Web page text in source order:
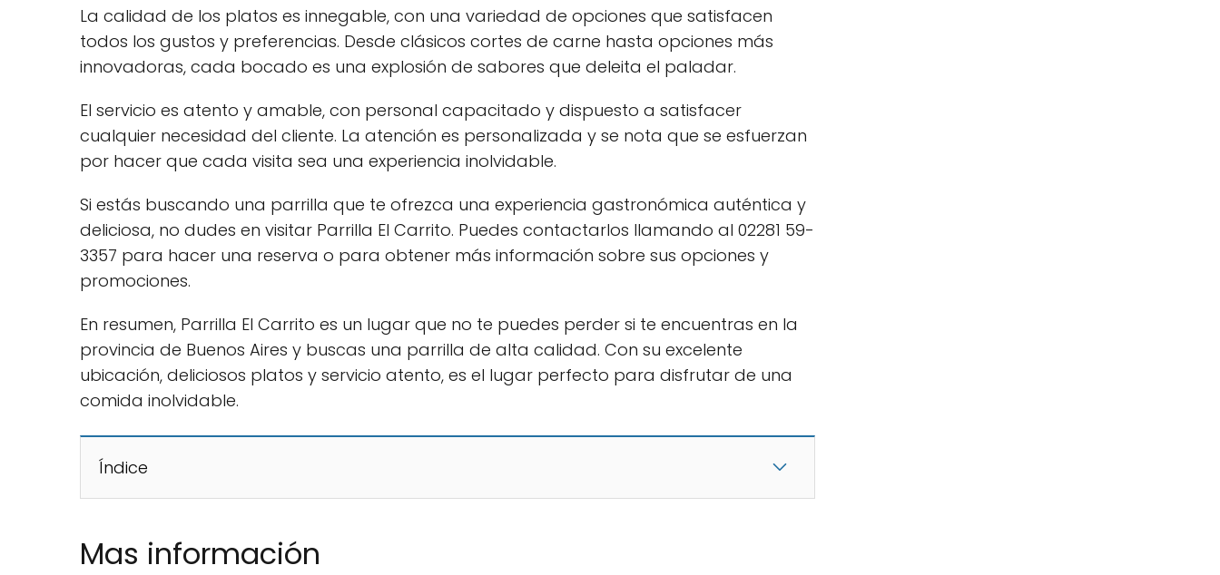
La calidad de los platos es innegable, con una variedad de opciones que satisfacen
todos los gustos y preferencias. Desde clásicos cortes de carne hasta opciones más
innovadoras, cada bocado es una explosión de sabores que deleita el paladar.
El servicio es atento y amable, con personal capacitado y dispuesto a satisfacer
cualquier necesidad del cliente. La atención es personalizada y se nota que se esfuerzan
por hacer que cada visita sea una experiencia inolvidable.
Si estás buscando una parrilla que te ofrezca una experiencia gastronómica auténtica y
deliciosa, no dudes en visitar Parrilla El Carrito. Puedes contactarlos llamando al 02281 59-
3357 para hacer una reserva o para obtener más información sobre sus opciones y
promociones.
En resumen, Parrilla El Carrito es un lugar que no te puedes perder si te encuentras en la
provincia de Buenos Aires y buscas una parrilla de alta calidad. Con su excelente
ubicación, deliciosos platos y servicio atento, es el lugar perfecto para disfrutar de una
comida inolvidable.
Índice
Mas información